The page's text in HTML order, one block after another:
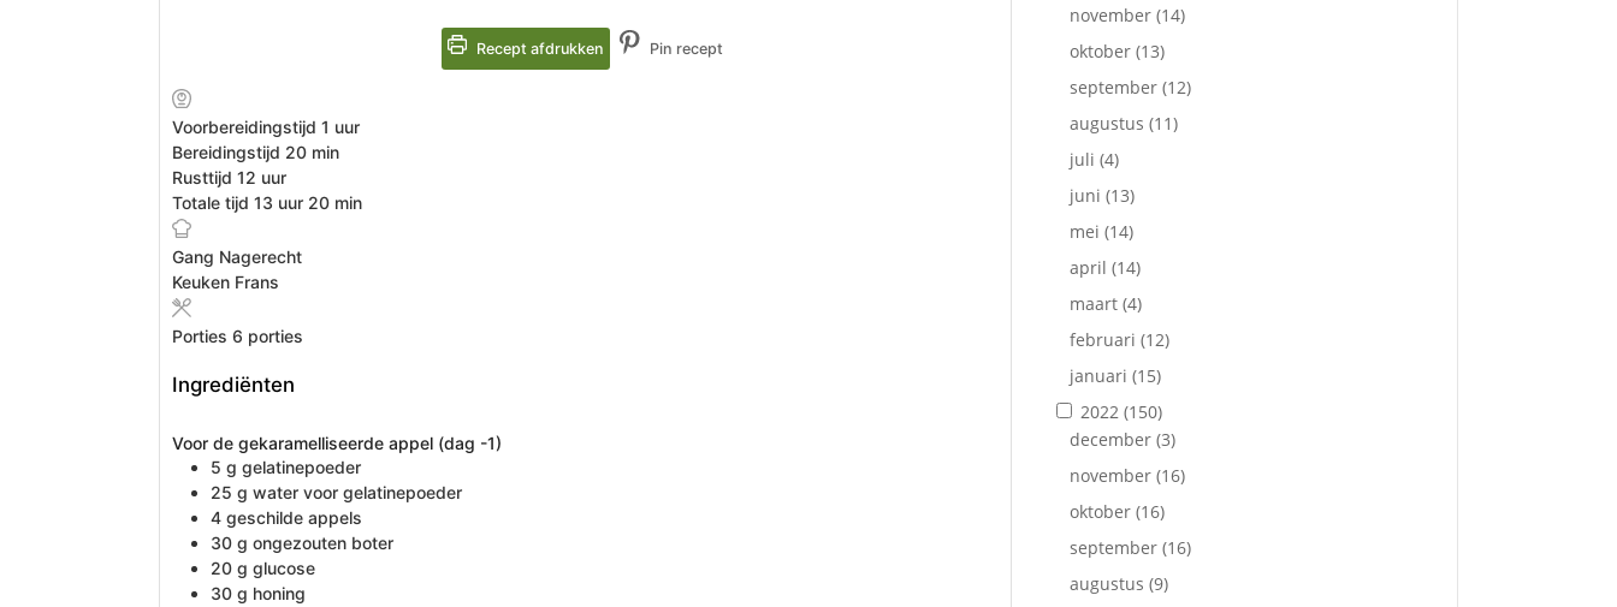
Recept afdrukken Pin recept
Voorbereidingstijd 1 uur
uur
Bereidingstijd 20minuten
min
Rusttijd 12 uur
uur
Totale tijd 13 uur
uur 20minuten
min
Gang Nagerecht
Keuken Frans
Porties 6 porties
Ingrediënten
Voor de gekaramelliseerde appel (dag -1)
5 g gelatinepoeder
25 g water voor gelatinepoeder
4 geschilde appels
30 g ongezouten boter
20 g glucose
30 g honing
november(14)
oktober(13)
september(12)
augustus (11)
juli (4)
juni (13)
mei (14)
april (14)
maart(4)
februari (12)
januari (15)
2022(150)
december(3)
november(16)
oktober(16)
september(16)
augustus (9)